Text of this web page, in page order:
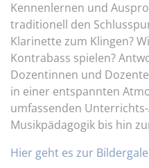
Kennenlernen und
traditionell den
Klarinette zum Klingen?
Kontrabass spielen?
Dozentinnen und
in einer entspannten
umfassenden
Musikpädagogik bis hin
Hier geht es zur